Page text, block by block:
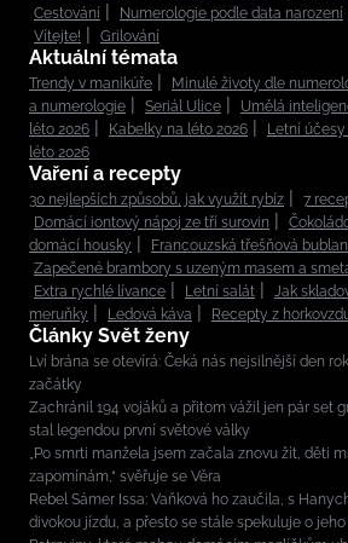
Cestování
Numerologie podle data narození
Vítejte!
Grilování
Aktuální témata
Trendy v manikúře Minulé životy dle
a numerologie
Seriál Ulice Umělá
léto 2026
Kabelky na léto 2026 Letní účesy
léto 2026
Vaření a recepty
30 nejlepších způsobů, jak využít rybíz
7
Domácí iontový nápoj ze tří surovin
domácí housky
Francouzská třešňová
Zapečené brambory s uzeným masem a
Extra rychlé lívance
Letní salát
Jak
meruňky
Ledová káva Recepty z
Články Svět ženy
Lví brána se otevírá: Čeká nás nejsilnější den
začátky
Zachránil 194 vojáků a přitom vážil jen pár set
stal legendou první světové války
„Po smrti manžela jsem začala znovu žít, děti
zapomínám,“ svěřuje se Věra
Rebel Sámer Issa: Vaňková ho zaučila, s
divokou jízdu, a přesto se stále spekuluje o